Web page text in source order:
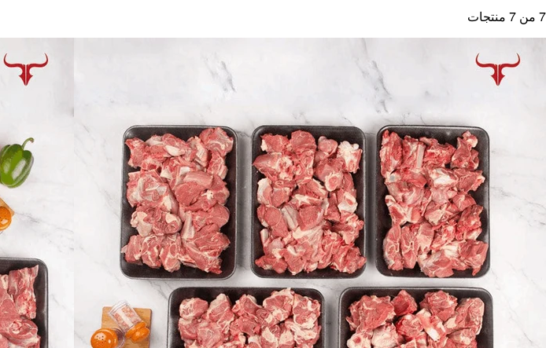
7 من 7 منتجات